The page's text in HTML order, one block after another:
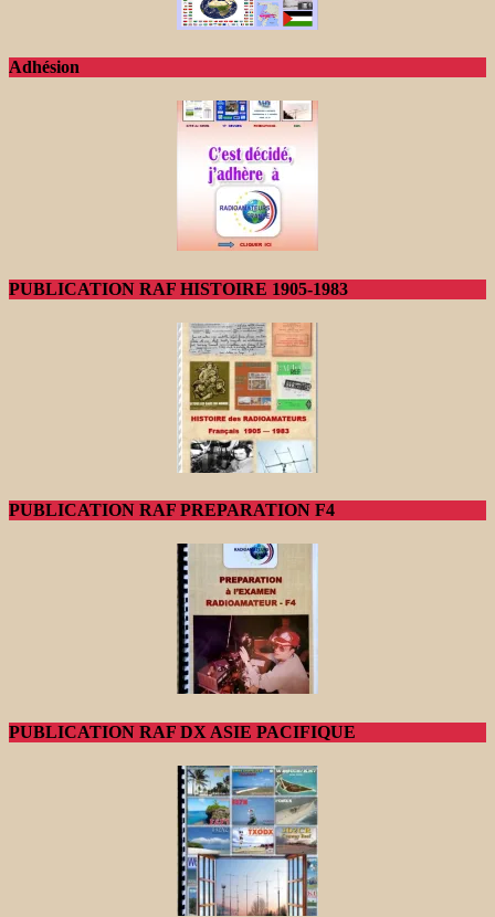
Adhésion
PUBLICATION RAF HISTOIRE 1905-1983
PUBLICATION RAF PREPARATION F4
PUBLICATION RAF DX ASIE PACIFIQUE